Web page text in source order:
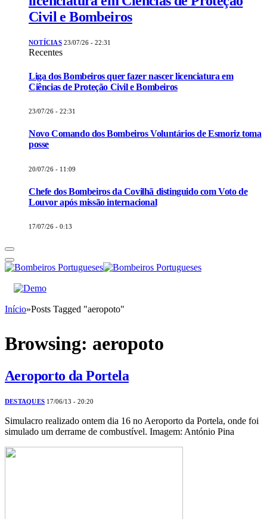
Civil e Bombeiros
NOTÍCIAS 23/07/26 - 22:31
Recentes
Liga dos Bombeiros quer fazer nascer licenciatura em
Ciências de Proteção Civil e Bombeiros
23/07/26 - 22:31
Novo Comando dos Bombeiros Voluntários de Esmoriz toma
posse
20/07/26 - 11:09
Chefe dos Bombeiros da Covilhã distinguido com Voto de
Louvor após missão internacional
17/07/26 - 0:13
Início»Posts Tagged "aeropoto"
Browsing: aeropoto
Aeroporto da Portela
DESTAQUES 17/06/13 - 20:20
Simulacro realizado ontem dia 16 no Aeroporto da Portela, onde foi
simulado um derrame de combustível. Imagem: António Pina